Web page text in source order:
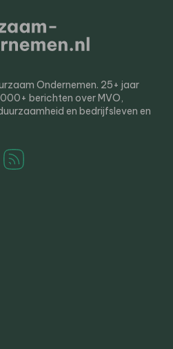
Ondernemen. 25+ jaar
berichten over MVO,
en bedrijfsleven en